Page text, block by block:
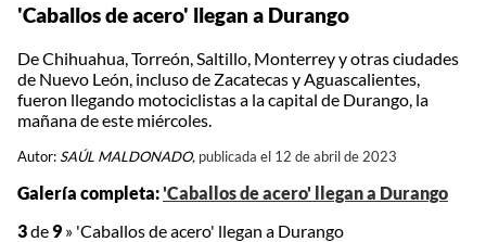
'Caballos de acero' llegan a Durango
De Chihuahua, Torreón, Saltillo, Monterrey y otras ciudades
de Nuevo León, incluso de Zacatecas y Aguascalientes,
fueron llegando motociclistas a la capital de Durango, la
mañana de este miércoles.
Autor:SAÚL MALDONADO, publicada el 12 de abril de 2023
Galería completa:'Caballos de acero' llegan a Durango
3de 9 » 'Caballos de acero' llegan a Durango